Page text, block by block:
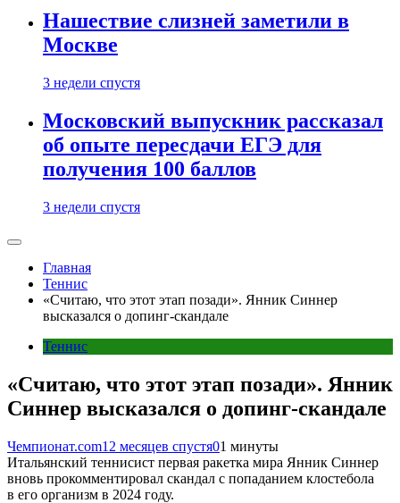
Нашествие слизней заметили в
Москве
3 недели спустя
Московский выпускник рассказал
об опыте пересдачи ЕГЭ для
получения 100 баллов
3 недели спустя
Главная
Теннис
«Считаю, что этот этап позади». Янник Синнер
высказался о допинг-скандале
Теннис
«Считаю, что этот этап позади». Янник
Синнер высказался о допинг-скандале
Чемпионат.com12 месяцев спустя01 минуты
Итальянский теннисист первая ракетка мира Янник Синнер
вновь прокомментировал скандал с попаданием клостебола
в его организм в 2024 году.